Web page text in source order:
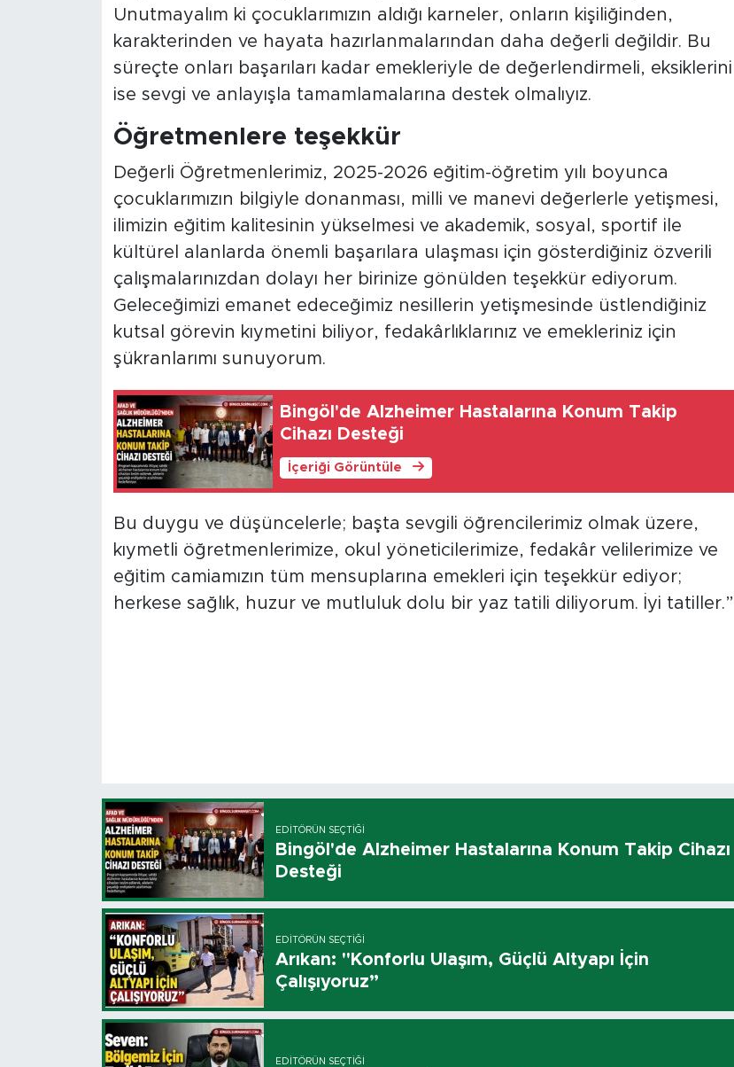
Unutmayalım ki çocuklarımızın aldığı karneler, onların kişiliğinden,
karakterinden ve hayata hazırlanmalarından daha değerli değildir. Bu
süreçte onları başarıları kadar emekleriyle de değerlendirmeli, eksiklerini
ise sevgi ve anlayışla tamamlamalarına destek olmalıyız.
Öğretmenlere teşekkür
Değerli Öğretmenlerimiz, 2025-2026 eğitim-öğretim yılı boyunca
çocuklarımızın bilgiyle donanması, milli ve manevi değerlerle yetişmesi,
ilimizin eğitim kalitesinin yükselmesi ve akademik, sosyal, sportif ile
kültürel alanlarda önemli başarılara ulaşması için gösterdiğiniz özverili
çalışmalarınızdan dolayı her birinize gönülden teşekkür ediyorum.
Geleceğimizi emanet edeceğimiz nesillerin yetişmesinde üstlendiğiniz
kutsal görevin kıymetini biliyor, fedakârlıklarınız ve emekleriniz için
şükranlarımı sunuyorum.
Bingöl'de Alzheimer Hastalarına Konum Takip
Cihazı Desteği
İçeriği Görüntüle
Bu duygu ve düşüncelerle; başta sevgili öğrencilerimiz olmak üzere,
kıymetli öğretmenlerimize, okul yöneticilerimize, fedakâr velilerimize ve
eğitim camiamızın tüm mensuplarına emekleri için teşekkür ediyor;
herkese sağlık, huzur ve mutluluk dolu bir yaz tatili diliyorum. İyi tatiller.”
EDITÖRÜN SEÇTIĞI
Bingöl'de Alzheimer Hastalarına Konum Takip Cihazı
Desteği
EDITÖRÜN SEÇTIĞI
Arıkan: "Konforlu Ulaşım, Güçlü Altyapı İçin
Çalışıyoruz”
EDITÖRÜN SEÇTIĞI